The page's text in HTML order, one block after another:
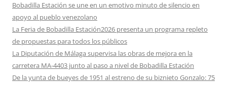
Bobadilla Estación se une en un emotivo minuto de silencio en
apoyo al pueblo venezolano
La Feria de Bobadilla Estación2026 presenta un programa repleto
de propuestas para todos los públicos
La Diputación de Málaga supervisa las obras de mejora en la
carretera MA-4403 junto al paso a nivel de Bobadilla Estación
De la yunta de bueyes de 1951 al estreno de su biznieto Gonzalo: 75